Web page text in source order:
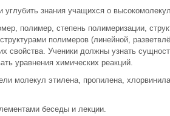
углубить знания учащихся о
полимер, степень полимеризации,
полимеров (линейной,
свойства. Ученики должны узнать
уравнения химических реакций.
молекул этилена, пропилена,
беседы и лекции.